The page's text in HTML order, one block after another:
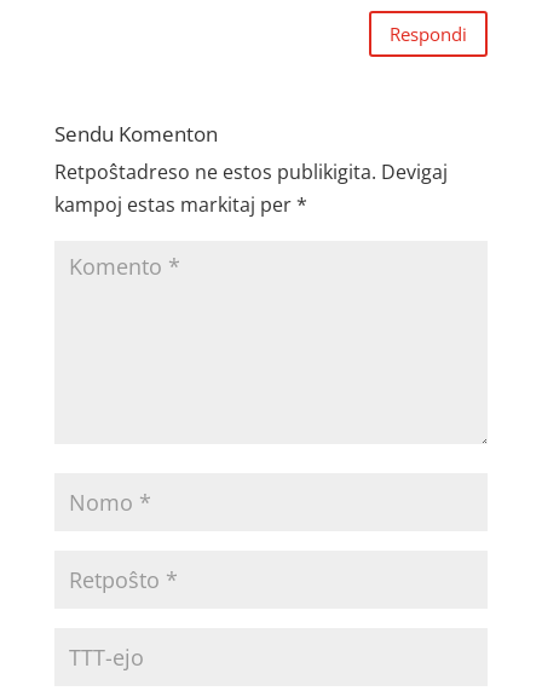
Respondi
Sendu Komenton
Retpoŝtadreso ne estos publikigita. Devigaj
kampoj estas markitaj per*